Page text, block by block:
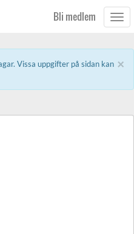
Bli medlem
×
Vissa uppgifter på sidan kan